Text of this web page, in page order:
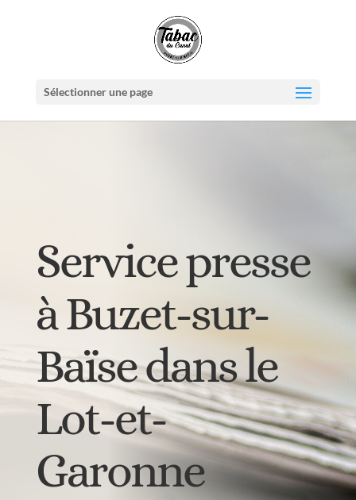
Sélectionner une page
Service presse
à Buzet-sur-
Baïse dans le
Lot-et-
Garonne